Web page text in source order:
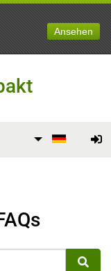
Ansehen